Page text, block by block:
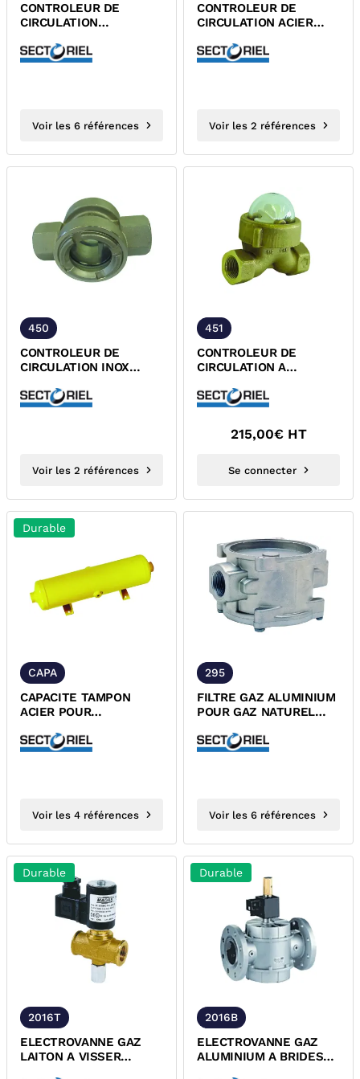
CONTROLEUR DE
CIRCULATION
FEMELLE PN16
Voir les 6 références
CONTROLEUR DE
CIRCULATION ACIER
PN20/PN40
Voir les 2 références
450
CONTROLEUR DE
CIRCULATION INOX
Voir les 2 références
451
CONTROLEUR DE
CIRCULATION A
FEMELLE
215,00€ HT
Se connecter
Durable
CAPA
CAPACITE TAMPON
ACIER POUR
VISSER FEMELLE
Voir les 4 références
295
FILTRE GAZ ALUMINIUM
POUR GAZ NATUREL
Voir les 6 références
Durable
2016T
ELECTROVANNE GAZ
LAITON A VISSER
Durable
2016B
ELECTROVANNE GAZ
ALUMINIUM A BRIDES